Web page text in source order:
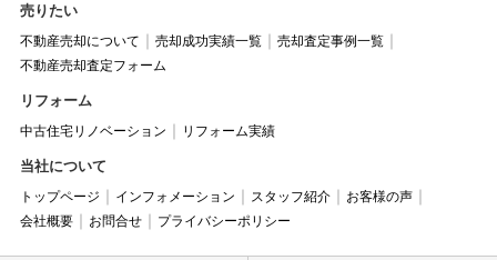
売りたい
不動産売却について 売却成功実績一覧
売却査定事例一覧
不動産売却査定フォーム
リフォーム
中古住宅リノベーション リフォーム実績
当社について
トップページ インフォメーション スタッフ紹介
お客様の声
会社概要
お問合せ プライバシーポリシー